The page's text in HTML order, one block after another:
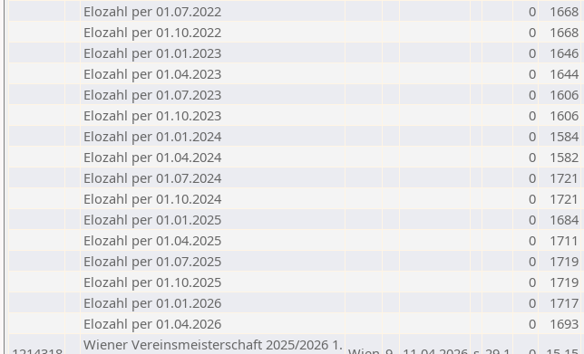
Elozahl per 01.07.2022
0
1668
Elozahl per 01.10.2022
0
1668
Elozahl per 01.01.2023
0
1646
Elozahl per 01.04.2023
0
1644
Elozahl per 01.07.2023
0
1606
Elozahl per 01.10.2023
0
1606
Elozahl per 01.01.2024
0
1584
Elozahl per 01.04.2024
0
1582
Elozahl per 01.07.2024
0
1721
Elozahl per 01.10.2024
0
1721
Elozahl per 01.01.2025
0
1684
Elozahl per 01.04.2025
0
1711
Elozahl per 01.07.2025
0
1719
Elozahl per 01.10.2025
0
1719
Elozahl per 01.01.2026
0
1717
Elozahl per 01.04.2026
0
1693
Wiener Vereinsmeisterschaft 2025/2026 1.